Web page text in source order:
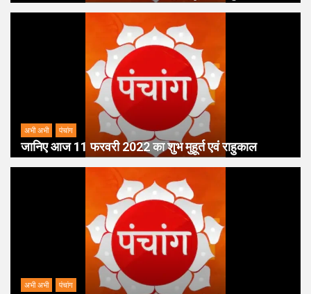
अभी अभी पंचांग
जानिए आज 11 फरवरी 2022 का शुभ मुहूर्त एवं राहुकाल
अभी अभी पंचांग